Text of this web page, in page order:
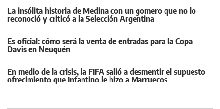
La insólita historia de Medina con un gomero que no lo
reconoció y criticó a la Selección Argentina
Es oficial: cómo será la venta de entradas para la Copa
Davis en Neuquén
En medio de la crisis, la FIFA salió a desmentir el supuesto
ofrecimiento que Infantino le hizo a Marruecos